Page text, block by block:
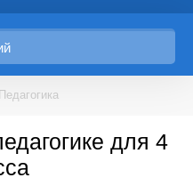
Педагогика
для 4